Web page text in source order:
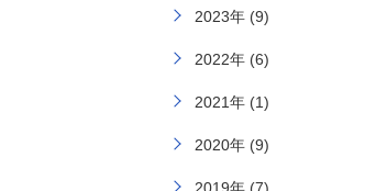
2023年 (9)
2022年 (6)
2021年 (1)
2020年 (9)
2019年 (7)